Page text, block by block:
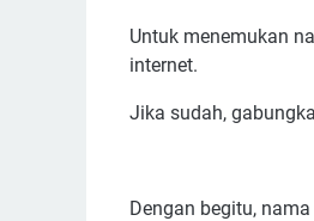
Untuk menemukan
internet.
Jika sudah,
Dengan begitu,